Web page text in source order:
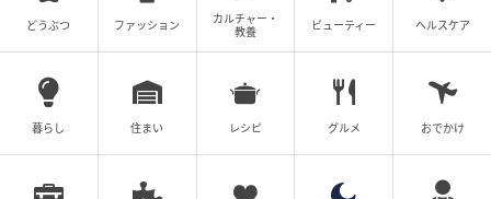
で気持ちがほぐれ、心が温まる。こんなコンビニがあ
ったら行ってみたいと思いながら、毎回、後半の展開
にグッと来て、自然と涙が流れるのだ。
加藤シゲアキが演じる長男・一彦が存在感を
発揮
どうぶつ ファッション
カルチャー・
教養
ビューティー ヘルスケア
暮らし 住まい レシピ グルメ おでかけ